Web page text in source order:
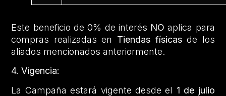
Este beneficio de 0% de interés NOaplica para
compras realizadas en Tiendas físicasde los
aliados mencionados anteriormente.
4. Vigencia:
La Campaña estará vigente desde el 1 de julio